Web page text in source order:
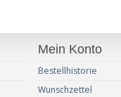
Mein Konto
Bestellhistorie
Wunschzettel